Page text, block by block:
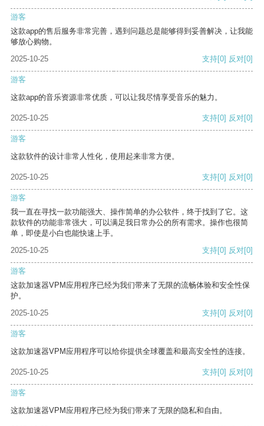
游客
这款app的售后服务非常完善，遇到问题总是能够得到妥善解决，让我能
够放心购物。
2025-10-25
支持[0] 反对[0]
游客
这款app的音乐资源非常优质，可以让我尽情享受音乐的魅力。
2025-10-25 支持[0] 反对[0]
游客
这款软件的设计非常人性化，使用起来非常方便。
2025-10-25 支持[0] 反对[0]
游客
我一直在寻找一款功能强大、操作简单的办公软件，终于找到了它。这
款软件的功能非常强大，可以满足我日常办公的所有需求。操作也很简
单，即使是小白也能快速上手。
2025-10-25
支持[0] 反对[0]
游客
这款加速器VPM应用程序已经为我们带来了无限的流畅体验和安全性保
护。
2025-10-25
支持[0] 反对[0]
游客
这款加速器VPM应用程序可以给你提供全球覆盖和最高安全性的连接。
2025-10-25 支持[0] 反对[0]
游客
这款加速器VPM应用程序已经为我们带来了无限的隐私和自由。